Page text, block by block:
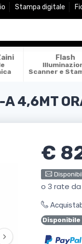
Stampa digitale
Flash
Scanner e
A 4,6MT
›
€
Disponibile